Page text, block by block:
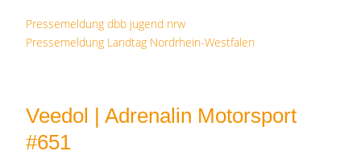
Pressemeldung dbb jugend nrw
Pressemeldung Landtag Nordrhein-Westfalen
Veedol | Adrenalin Motorsport
#651